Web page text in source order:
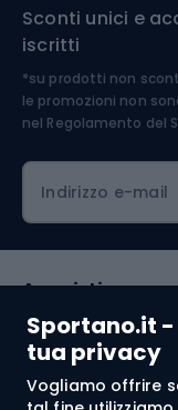
Sportano.it
tua privacy
Vogliamo offrire
Medicina
Sconti unici e
iscritti
*su prodotti non
le promozioni non
nel Regolamento del
Indirizzo e-mail
Acquisti
Servizio clienti
Regolamento